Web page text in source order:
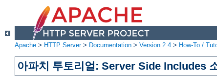
Apache > HTTP Server> Documentation > Version 2.4 > How-To /
아파치 투토리얼: Server Side Includes